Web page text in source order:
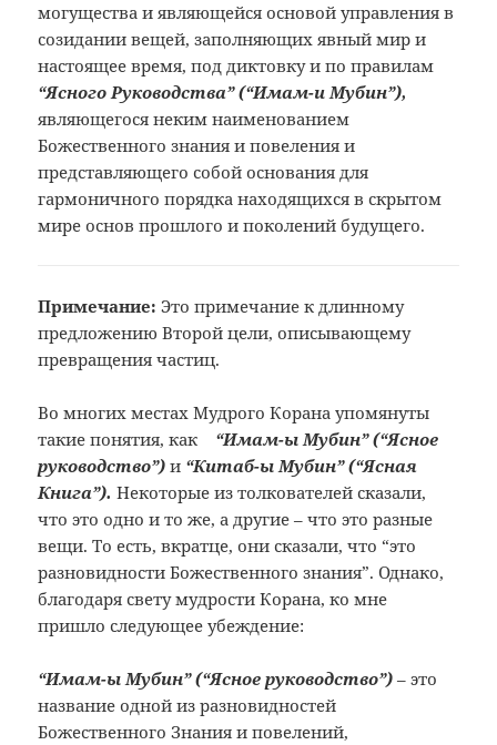
могущества и являющейся основой управления в
созидании вещей, заполняющих явный мир и
настоящее время, под диктовку и по правилам
“Ясного Руководства” (“Имам-и Мубин”),
являющегося неким наименованием
Божественного знания и повеления и
представляющего собой основания для
гармоничного порядка находящихся в скрытом
мире основ прошлого и поколений будущего.
Примечание: Это примечание к длинному
предложениюВторой цели, описывающему
превращениячастиц.
Вомногих местах Мудрого Корана упомянуты
такие понятия, как
“Имам-ы Мубин”(“Ясное
руководство”) и “Китаб-ыМубин” (“Ясная
Книга”). Некоторыеиз толкователей сказали,
что это однои то же, а другие – что это разные
вещи.То есть, вкратце, они сказали, что “это
разновидности Божественного знания”.Однако,
благодаря свету мудрости Корана,ко мне
пришло следующее убеждение:
“Имам-ыМубин” (“Ясное руководство”) –это
название одной из разновидностей
Божественного Знания и повелений,